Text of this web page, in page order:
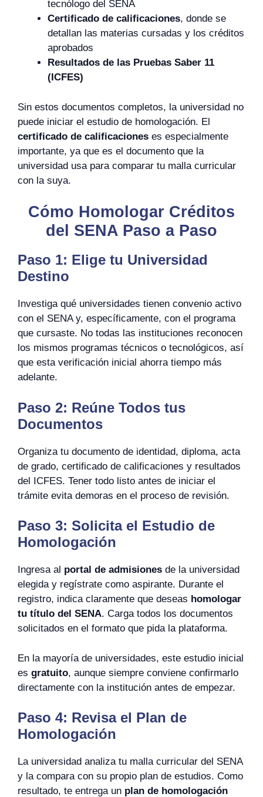
tecnólogo del SENA
Certificado de calificaciones, donde se
detallan las materias cursadas y los créditos
aprobados
Resultados de las Pruebas Saber 11
(ICFES)
Sin estos documentos completos, la universidad no
puede iniciar el estudio de homologación. El
certificado de calificaciones es especialmente
importante, ya que es el documento que la
universidad usa para comparar tu malla curricular
con la suya.
Cómo Homologar Créditos
del SENA Paso a Paso
Paso 1: Elige tu Universidad
Destino
Investiga qué universidades tienen convenio activo
con el SENA y, específicamente, con el programa
que cursaste. No todas las instituciones reconocen
los mismos programas técnicos o tecnológicos, así
que esta verificación inicial ahorra tiempo más
adelante.
Paso 2: Reúne Todos tus
Documentos
Organiza tu documento de identidad, diploma, acta
de grado, certificado de calificaciones y resultados
del ICFES. Tener todo listo antes de iniciar el
trámite evita demoras en el proceso de revisión.
Paso 3: Solicita el Estudio de
Homologación
Ingresa al portal de admisiones de la universidad
elegida y regístrate como aspirante. Durante el
registro, indica claramente que deseas homologar
tu título del SENA. Carga todos los documentos
solicitados en el formato que pida la plataforma.
En la mayoría de universidades, este estudio inicial
es gratuito, aunque siempre conviene confirmarlo
directamente con la institución antes de empezar.
Paso 4: Revisa el Plan de
Homologación
La universidad analiza tu malla curricular del SENA
y la compara con su propio plan de estudios. Como
resultado, te entrega un plan de homologación